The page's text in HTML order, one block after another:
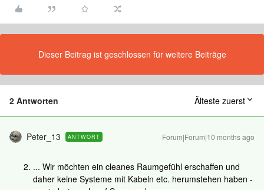
Dieser Beitrag ist geschlossen für weitere Beiträge
2 Antworten Älteste zuerst
Peter_13 ANTWORT Forum|Forum|10 months ago
... Wir möchten ein cleanes Raumgefühl erschaffen und
daher keine Systeme mit Kabeln etc. herumstehen haben -